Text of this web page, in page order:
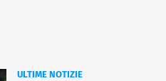
ULTIME NOTIZIE